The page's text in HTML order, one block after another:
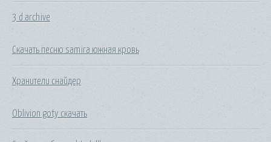
3 d archive
Скачать песню samira южная кровь
Хранители снайдер
Oblivion goty скачать